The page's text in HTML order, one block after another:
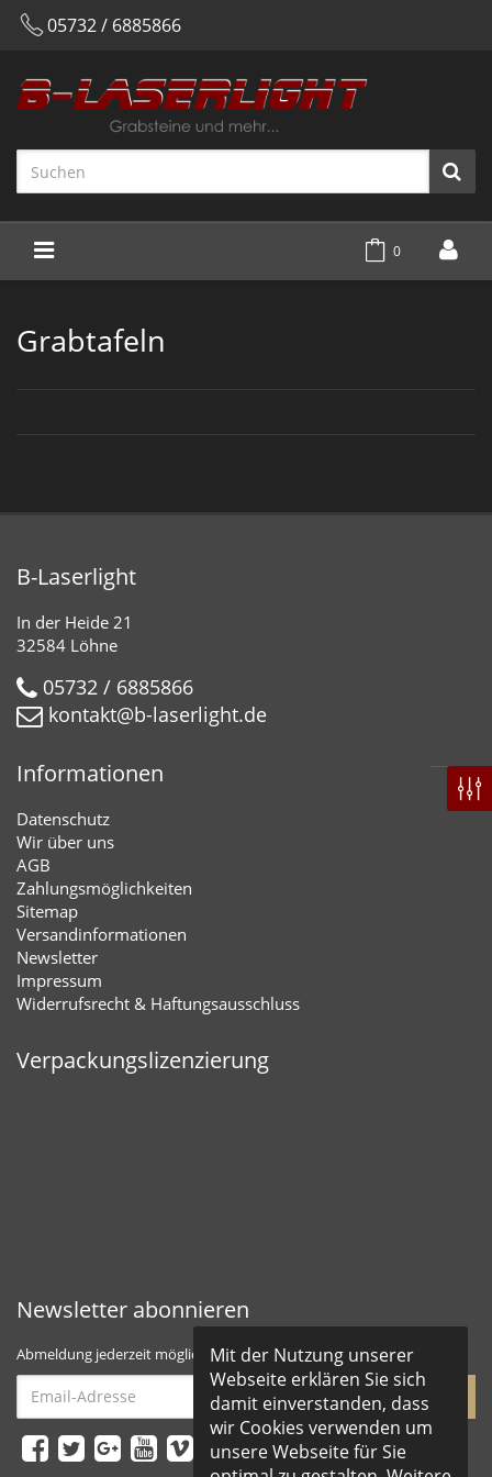
05732 / 6885866
0
Grabtafeln
B-Laserlight
In der Heide 21
32584 Löhne
05732 / 6885866
kontakt@b-laserlight.de
Informationen
Datenschutz
Wir über uns
AGB
Zahlungsmöglichkeiten
Sitemap
Versandinformationen
Newsletter
Impressum
Widerrufsrecht & Haftungsausschluss
Verpackungslizenzierung
Newsletter abonnieren
Abmeldung jederzeit möglich
Adresse
abonnieren
Mit der Nutzung unserer
Webseite erklären Sie sich
damit einverstanden, dass
wir Cookies verwenden um
unsere Webseite für Sie